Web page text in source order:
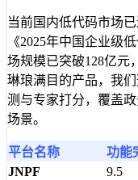
当前国内低代码市场
《2025年中国企业级
场规模已突破128亿元
琳琅满目的产品，我
测与专家打分，覆盖
场景。
平台名称 功能
JNPF
9.5